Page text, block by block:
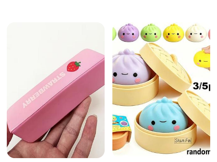
потертості, дуже гарна
якість